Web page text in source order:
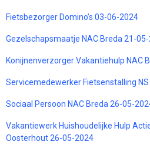
Fietsbezorger Domino’s 03-06-2024
Gezelschapsmaatje NAC Breda 21-
Konijnenverzorger Vakantiehulp NAC
Servicemedewerker Fietsenstalling
Sociaal Persoon NAC Breda 26-05-
Vakantiewerk Huishoudelijke Hulp
Oosterhout 26-05-2024